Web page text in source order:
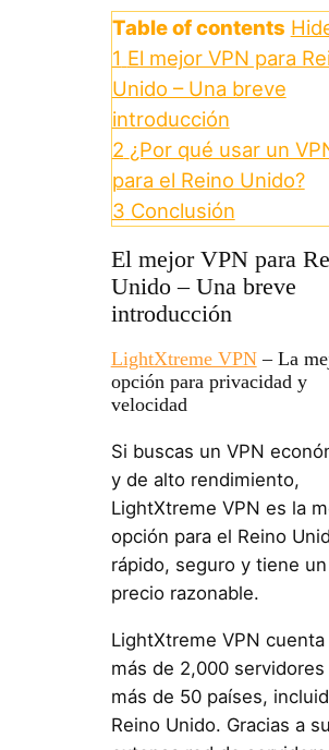
Table of contents
1 El mejor VPN para
Unido – Una breve
introducción
2 ¿Por qué usar un
para el Reino Unido?
3 Conclusión
El mejor VPN para
Unido – Una breve
introducción
LightXtreme VPN– La
opción para privacidad y
velocidad
Si buscas un VPN
y de alto rendimiento,
LightXtreme VPN es la
opción para el Reino
rápido, seguro y tiene un
precio razonable.
LightXtreme VPN cuenta
más de 2,000 servidores
más de 50 países,
Reino Unido. Gracias a su